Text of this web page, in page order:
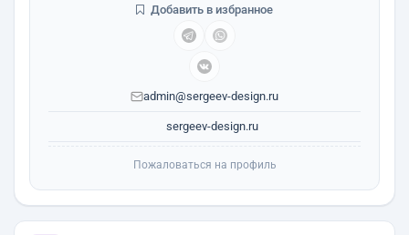
admin@sergeev-design.ru
sergeev-design.ru
Добавить в избранное
Пожаловаться на профиль